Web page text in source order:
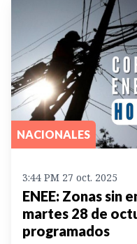
NACIONALES
3:44 PM 27 oct. 2025
ENEE: Zonas sin
martes 28 de
programados